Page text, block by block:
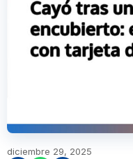
diciembre 29, 2025